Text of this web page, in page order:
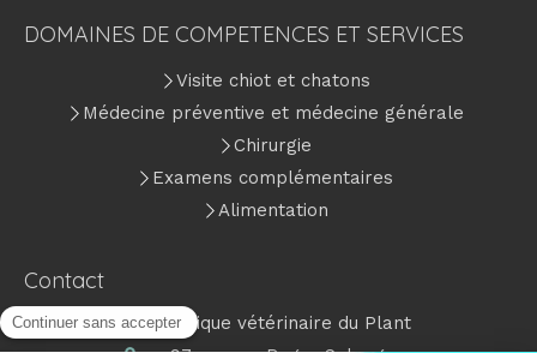
DOMAINES DE COMPETENCES ET SERVICES
Visite chiot et chatons
Médecine préventive et médecine générale
Chirurgie
Examens complémentaires
Alimentation
Contact
Clinique vétérinaire du Plant